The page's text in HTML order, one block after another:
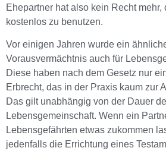
Ehepartner hat also kein Recht mehr,
kostenlos zu benutzen.
Vor einigen Jahren wurde ein
Vorausvermächtnis auch für
Diese haben nach dem Gesetz nur
Erbrecht, das in der Praxis kaum zur
Das gilt unabhängig von der Dauer
Lebensgemeinschaft. Wenn ein
Lebensgefährten etwas zukommen
jedenfalls die Errichtung eines